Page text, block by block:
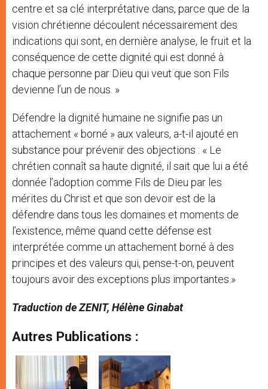
centre et sa clé interprétative dans, parce que de la
vision chrétienne découlent nécessairement des
indications qui sont, en dernière analyse, le fruit et la
conséquence de cette dignité qui est donné à
chaque personne par Dieu qui veut que son Fils
devienne l’un de nous. »
Défendre la dignité humaine ne signifie pas un
attachement « borné » aux valeurs, a-t-il ajouté en
substance pour prévenir des objections : « Le
chrétien connaît sa haute dignité, il sait que lui a été
donnée l’adoption comme Fils de Dieu par les
mérites du Christ et que son devoir est de la
défendre dans tous les domaines et moments de
l’existence, même quand cette défense est
interprétée comme un attachement borné à des
principes et des valeurs qui, pense-t-on, peuvent
toujours avoir des exceptions plus importantes.»
Traduction de ZENIT, Hélène Ginabat
Autres Publications :